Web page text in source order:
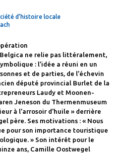
d’histoire locale
ne relie pas littéralement,
: l’idée a réuni en un
et de parties, de l’échevin
député provincial Burlet de la
Laudy et Moonen-
Jeneson du Thermenmuseum
à l’arrosoir d’huile » derrière
père. Ses motivations : « Nous
pour son importance touristique
» Son intérêt pour le
ans, Camille Oostwegel